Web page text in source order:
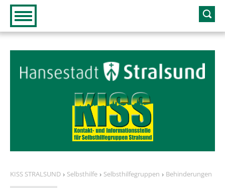
Zur Hauptnavigation
Zum Inhalt
KISS STRALSUND Selbsthilfe Selbsthilfegruppen Behinderungen